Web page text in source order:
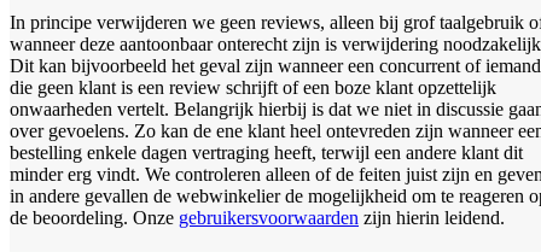
In principe verwijderen we geen reviews, alleen bij grof taalgebruik
wanneer deze aantoonbaar onterecht zijn is verwijdering
Dit kan bijvoorbeeld het geval zijn wanneer een concurrent of iemand
die geen klant is een review schrijft of een boze klant opzettelijk
onwaarheden vertelt. Belangrijk hierbij is dat we niet in discussie
over gevoelens. Zo kan de ene klant heel ontevreden zijn wanneer
bestelling enkele dagen vertraging heeft, terwijl een andere klant dit
minder erg vindt. We controleren alleen of de feiten juist zijn en
in andere gevallen de webwinkelier de mogelijkheid om te reageren
de beoordeling. Onze gebruikersvoorwaarden zijn hierin leidend.